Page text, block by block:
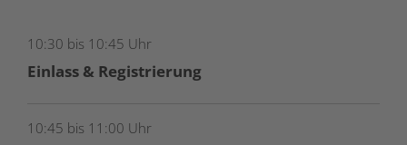
10:30 bis 10:45 Uhr
Einlass & Registrierung
10:45 bis 11:00 Uhr